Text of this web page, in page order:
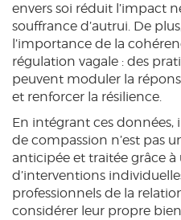
envers soi réduit l’impact
souffrance d’autrui. De
l’importance de la
régulation vagale : des
peuvent moduler la
et renforcer la résilience.
En intégrant ces données,
de compassion n’est pas
anticipée et traitée grâce
d’interventions
professionnels de la
considérer leur propre